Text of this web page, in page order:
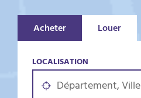
Acheter Louer
LOCALISATION